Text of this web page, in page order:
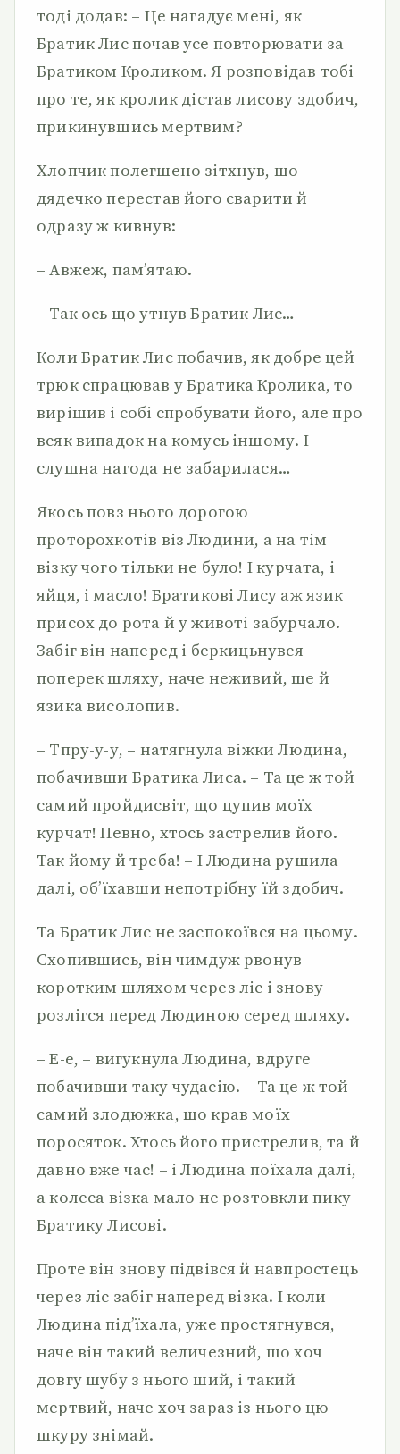
тоді додав: – Це нагадує мені, як
Братик Лис почав усе повторювати за
Братиком Кроликом. Я розповідав тобі
про те, як кролик дістав лисову здобич,
прикинувшись мертвим?
Хлопчик полегшено зітхнув, що
дядечко перестав його сварити й
одразу ж кивнув:
– Авжеж, пам’ятаю.
– Так ось що утнув Братик Лис…
Коли Братик Лис побачив, як добре цей
трюк спрацював у Братика Кролика, то
вирішив і собі спробувати його, але про
всяк випадок на комусь іншому. І
слушна нагода не забарилася…
Якось повз нього дорогою
проторохкотів віз Людини, а на тім
візку чого тільки не було! І курчата, і
яйця, і масло! Братикові Лису аж язик
присох до рота й у животі забурчало.
Забіг він наперед і беркицьнувся
поперек шляху, наче неживий, ще й
язика висолопив.
– Тпру-у-у, – натягнула віжки Людина,
побачивши Братика Лиса. – Та це ж той
самий пройдисвіт, що цупив моїх
курчат! Певно, хтось застрелив його.
Так йому й треба! – І Людина рушила
далі, об’їхавши непотрібну їй здобич.
Та Братик Лис не заспокоївся на цьому.
Схопившись, він чимдуж рвонув
коротким шляхом через ліс і знову
розлігся перед Людиною серед шляху.
– Е-е, – вигукнула Людина, вдруге
побачивши таку чудасію. – Та це ж той
самий злодюжка, що крав моїх
поросяток. Хтось його пристрелив, та й
давно вже час! – і Людина поїхала далі,
а колеса візка мало не розтовкли пику
Братику Лисові.
Проте він знову підвівся й навпростець
через ліс забіг наперед візка. І коли
Людина під’їхала, уже простягнувся,
наче він такий величезний, що хоч
довгу шубу з нього ший, і такий
мертвий, наче хоч зараз із нього цю
шкуру знімай.